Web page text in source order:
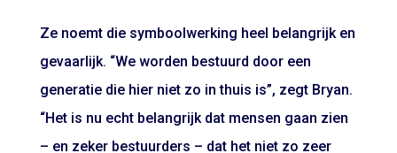
Ze noemt die symboolwerking heel belangrijk en
gevaarlijk. “We worden bestuurd door een
generatie die hier niet zo in thuis is”, zegt Bryan.
“Het is nu echt belangrijk dat mensen gaan zien
– en zeker bestuurders – dat het niet zo zeer